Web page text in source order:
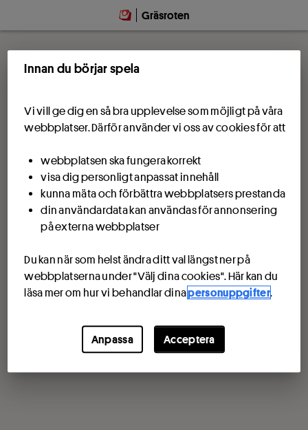
Gräsroten
Innan du börjar spela
Vi vill ge dig en så bra upplevelse som möjligt på våra
webbplatser. Därför använder vi oss av cookies för att
webbplatsen ska fungera korrekt
visa dig personligt anpassat innehåll
kunna mäta och förbättra webbplatsers prestanda
din användardata kan användas för annonsering
på externa webbplatser
Du kan när som helst ändra ditt val längst ner på
webbplatserna under "Välj dina cookies". Här kan du
läsa mer om hur vi behandlar dinapersonuppgifter.
Anpassa Acceptera